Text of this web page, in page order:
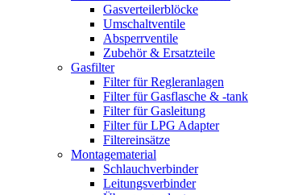
Gasverteilerblöcke
Umschaltventile
Absperrventile
Zubehör & Ersatzteile
Gasfilter
Filter für Regleranlagen
Filter für Gasflasche & -tank
Filter für Gasleitung
Filter für LPG Adapter
Filtereinsätze
Montagematerial
Schlauchverbinder
Leitungsverbinder